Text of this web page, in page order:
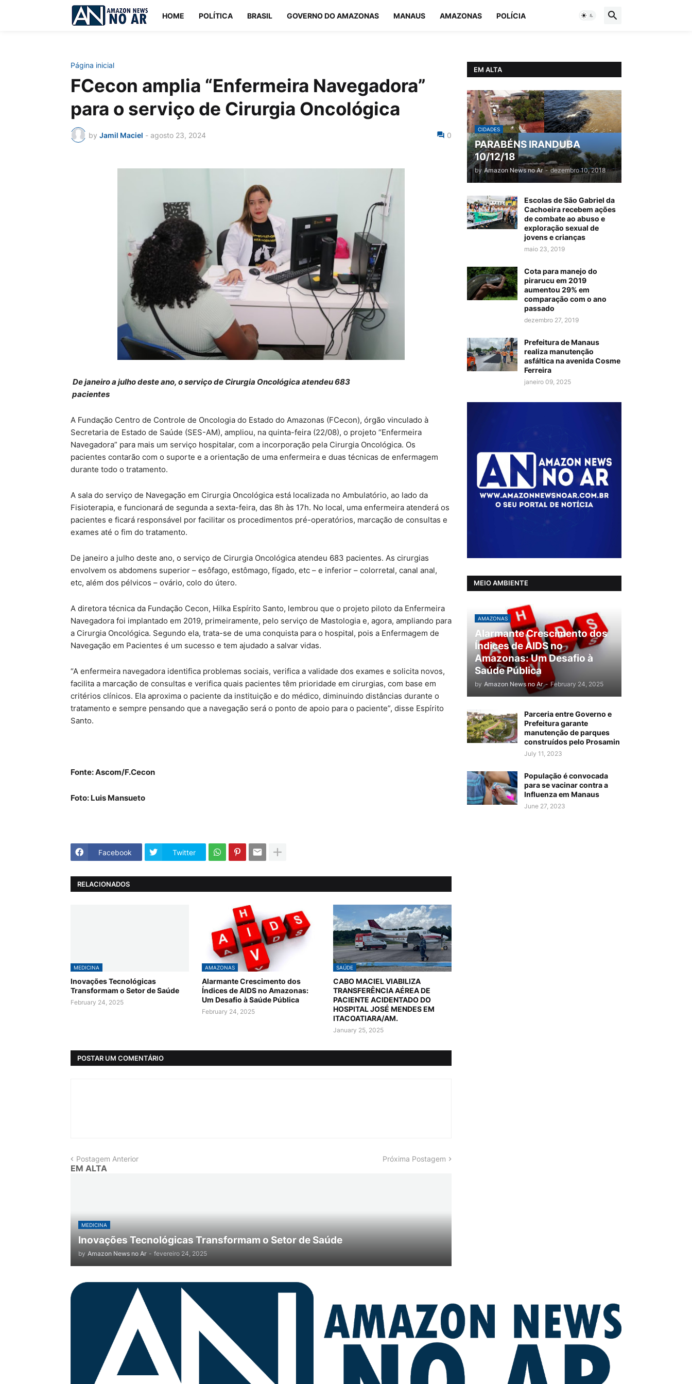
HOME POLÍTICA BRASIL GOVERNO DO AMAZONAS MANAUS AMAZONAS POLÍCIA
Página inicial
FCecon amplia “Enfermeira Navegadora”
para o serviço de Cirurgia Oncológica
by Jamil Maciel - agosto 23, 2024 0
De janeiro a julho deste ano, o serviço de Cirurgia Oncológica atendeu 683
pacientes
A Fundação Centro de Controle de Oncologia do Estado do Amazonas (FCecon), órgão vinculado à
Secretaria de Estado de Saúde (SES-AM), ampliou, na quinta-feira (22/08), o projeto “Enfermeira
Navegadora” para mais um serviço hospitalar, com a incorporação pela Cirurgia Oncológica. Os
pacientes contarão com o suporte e a orientação de uma enfermeira e duas técnicas de enfermagem
durante todo o tratamento.
A sala do serviço de Navegação em Cirurgia Oncológica está localizada no Ambulatório, ao lado da
Fisioterapia, e funcionará de segunda a sexta-feira, das 8h às 17h. No local, uma enfermeira atenderá os
pacientes e ficará responsável por facilitar os procedimentos pré-operatórios, marcação de consultas e
exames até o fim do tratamento.
De janeiro a julho deste ano, o serviço de Cirurgia Oncológica atendeu 683 pacientes. As cirurgias
envolvem os abdomens superior – esôfago, estômago, fígado, etc – e inferior – colorretal, canal anal,
etc, além dos pélvicos – ovário, colo do útero.
A diretora técnica da Fundação Cecon, Hilka Espírito Santo, lembrou que o projeto piloto da Enfermeira
Navegadora foi implantado em 2019, primeiramente, pelo serviço de Mastologia e, agora, ampliando para
a Cirurgia Oncológica. Segundo ela, trata-se de uma conquista para o hospital, pois a Enfermagem de
Navegação em Pacientes é um sucesso e tem ajudado a salvar vidas.
“A enfermeira navegadora identifica problemas sociais, verifica a validade dos exames e solicita novos,
facilita a marcação de consultas e verifica quais pacientes têm prioridade em cirurgias, com base em
critérios clínicos. Ela aproxima o paciente da instituição e do médico, diminuindo distâncias durante o
tratamento e sempre pensando que a navegação será o ponto de apoio para o paciente”, disse Espírito
Santo.
Fonte: Ascom/F.Cecon
Foto: Luis Mansueto
Facebook Twitter
RELACIONADOS
MEDICINA
Inovações Tecnológicas
Transformam o Setor de Saúde
February 24, 2025
AMAZONAS
Alarmante Crescimento dos
Índices de AIDS no Amazonas:
Um Desafio à Saúde Pública
February 24, 2025
SAÚDE
CABO MACIEL VIABILIZA
TRANSFERÊNCIA AÉREA DE
PACIENTE ACIDENTADO DO
HOSPITAL JOSÉ MENDES EM
ITACOATIARA/AM.
January 25, 2025
POSTAR UM COMENTÁRIO
Postagem Anterior Próxima Postagem
EM ALTA
MEDICINA
Inovações Tecnológicas Transformam o Setor de Saúde
by Amazon News no Ar - fevereiro 24, 2025
EM ALTA
CIDADES
PARABÉNS IRANDUBA
10/12/18
by Amazon News no Ar - dezembro 10, 2018
Escolas de São Gabriel da
Cachoeira recebem ações
de combate ao abuso e
exploração sexual de
jovens e crianças
maio 23, 2019
Cota para manejo do
pirarucu em 2019
aumentou 29% em
comparação com o ano
passado
dezembro 27, 2019
Prefeitura de Manaus
realiza manutenção
asfáltica na avenida Cosme
Ferreira
janeiro 09, 2025
MEIO AMBIENTE
AMAZONAS
Alarmante Crescimento dos
Índices de AIDS no
Amazonas: Um Desafio à
Saúde Pública
by Amazon News no Ar - February 24, 2025
Parceria entre Governo e
Prefeitura garante
manutenção de parques
construídos pelo Prosamin
July 11, 2023
População é convocada
para se vacinar contra a
Influenza em Manaus
June 27, 2023